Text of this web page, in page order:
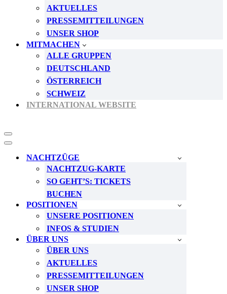
AKTUELLES
PRESSEMITTEILUNGEN
UNSER SHOP
MITMACHEN
ALLE GRUPPEN
DEUTSCHLAND
ÖSTERREICH
SCHWEIZ
INTERNATIONAL WEBSITE
Navigationsmenü
Navigationsmenü
NACHTZÜGE
NACHTZUG-KARTE
SO GEHT’S: TICKETS
BUCHEN
POSITIONEN
UNSERE POSITIONEN
INFOS & STUDIEN
ÜBER UNS
ÜBER UNS
AKTUELLES
PRESSEMITTEILUNGEN
UNSER SHOP